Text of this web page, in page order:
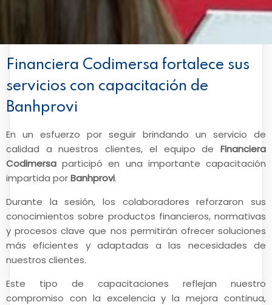
Financiera Codimersa fortalece sus
servicios con capacitación de
Banhprovi
En un esfuerzo por seguir brindando un servicio de
calidad a nuestros clientes, el equipo de Financiera
Codimersa participó en una importante capacitación
impartida porBanhprovi.
Durante la sesión, los colaboradores reforzaron sus
conocimientos sobre productos financieros, normativas
y procesos clave que nos permitirán ofrecer soluciones
más eficientes y adaptadas a las necesidades de
nuestros clientes.
Este tipo de capacitaciones reflejan nuestro
compromiso con la excelencia y la mejora continua,